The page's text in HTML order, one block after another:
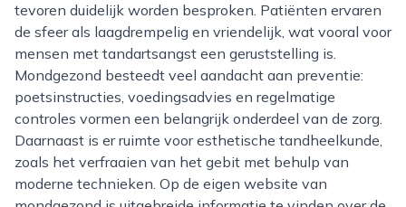
tevoren duidelijk worden besproken. Patiënten ervaren
de sfeer als laagdrempelig en vriendelijk, wat vooral voor
mensen met tandartsangst een geruststelling is.
Mondgezond besteedt veel aandacht aan preventie:
poetsinstructies, voedingsadvies en regelmatige
controles vormen een belangrijk onderdeel van de zorg.
Daarnaast is er ruimte voor esthetische tandheelkunde,
zoals het verfraaien van het gebit met behulp van
moderne technieken. Op de eigen website van